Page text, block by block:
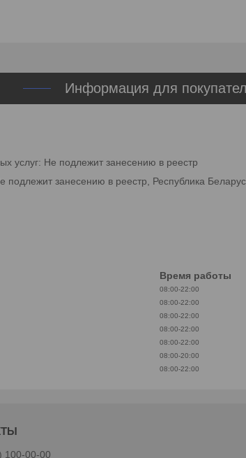
Информация для
услуг: Не подлежит занесению в реестр
занесению в реестр, Республика
Время работы
08:00-22:00
08:00-22:00
08:00-22:00
08:00-22:00
08:00-22:00
08:00-20:00
08:00-22:00
100-00-00